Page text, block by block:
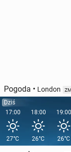
Pogoda • London
Dziś
17:00
27°C
18:00
26°C
19:00
26°C